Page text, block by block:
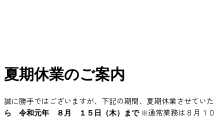
夏期休業のご案内
誠に勝手ではございますが、下記の期間、夏期休業させてい
ら 令和元年 ８月 １５日（木）まで※通常業務は８月１０